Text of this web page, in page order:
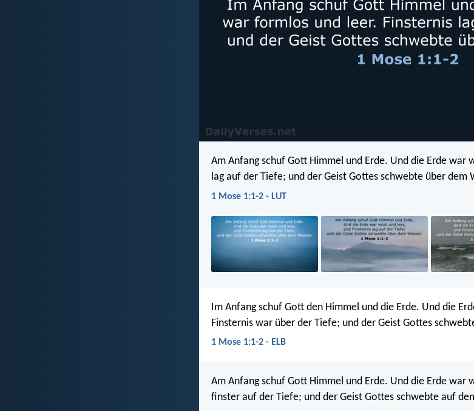
Am Anfang schuf Gott Himmel und Erde. Und die Erde war
lag auf der Tiefe; und der Geist Gottes schwebte über dem
1 Mose 1:1-2 - LUT
Im Anfang schuf Gott den Himmel und die Erde. Und die
Finsternis war über der Tiefe; und der Geist Gottes
1 Mose 1:1-2 - ELB
Am Anfang schuf Gott Himmel und Erde. Und die Erde war
finster auf der Tiefe; und der Geist Gottes schwebte auf